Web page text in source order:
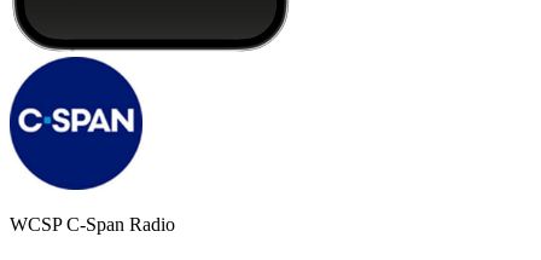
WCSP C-Span Radio